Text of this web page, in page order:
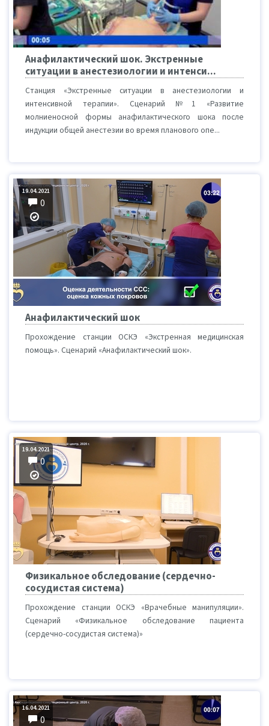
Анафилактический шок. Экстренные
ситуации в анестезиологии и интенси...
Станция «Экстренные ситуации в анестезиологии и
интенсивной терапии». Сценарий №1 «Развитие
молниеносной формы анафилактического шока после
индукции общей анестезии во время планового опе...
19.04.2021
0
Анафилактический шок
Прохождение станции ОСКЭ «Экстренная медицинская
помощь». Сценарий «Анафилактический шок».
19.04.2021
0
Физикальное обследование (сердечно-
сосудистая система)
Прохождение станции ОСКЭ «Врачебные манипуляции».
Сценарий «Физикальное обследование пациента
(сердечно-сосудистая система)»
16.04.2021
0